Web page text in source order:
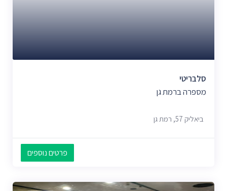
סלבריטי
מספרה ברמת גן
ביאליק 57, רמת גן
פרטים נוספים